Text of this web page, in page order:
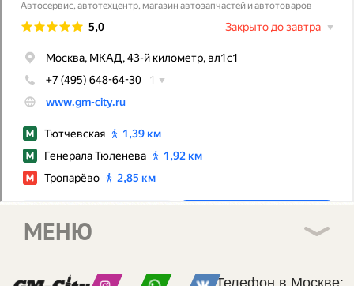
МЕНЮ
Телефон в Москве: